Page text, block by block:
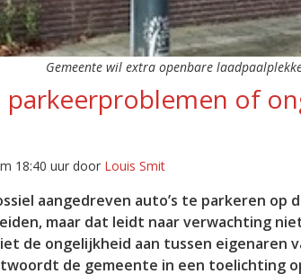
Gemeente wil extra openbare
parkeerproblemen of
18:40 uur door Louis Smit
aangedreven auto’s te parkeren op
maar dat leidt naar verwachting
de ongelijkheid aan tussen eigenaren
de gemeente in een toelichting